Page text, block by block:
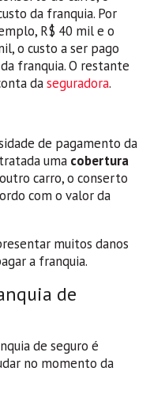
da franquia. Por
R$ 40 mil e o
o custo a ser pago
franquia. O restante
daseguradora.
de pagamento da
uma cobertura
carro, o conserto
com o valor da
muitos danos
a franquia.
de
de seguro é
no momento da